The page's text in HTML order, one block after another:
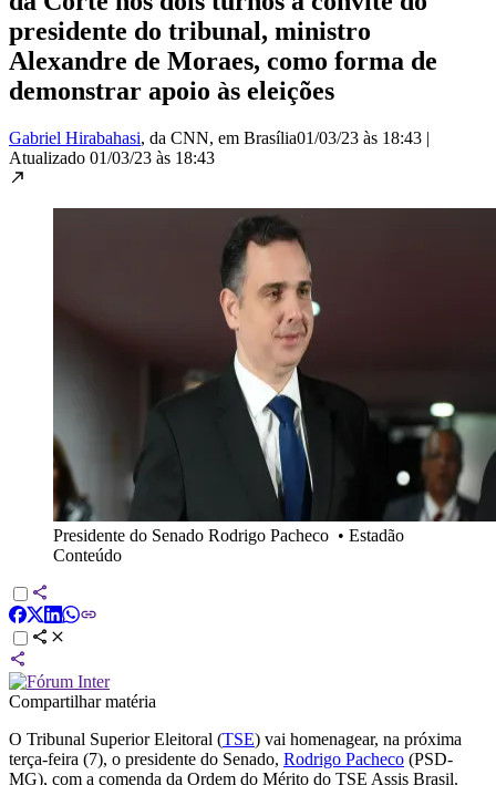
presidente do tribunal, ministro
Alexandre de Moraes, como forma de
demonstrar apoio às eleições
Gabriel Hirabahasi, da CNN, em Brasília01/03/23 às 18:43 |
Atualizado 01/03/23 às 18:43
Presidente do Senado Rodrigo Pacheco • Estadão
Conteúdo
Compartilhar matéria
O Tribunal Superior Eleitoral (TSE) vai homenagear, na próxima
terça-feira (7), o presidente do Senado, Rodrigo Pacheco (PSD-
MG), com a comenda da Ordem do Mérito do TSE Assis Brasil.